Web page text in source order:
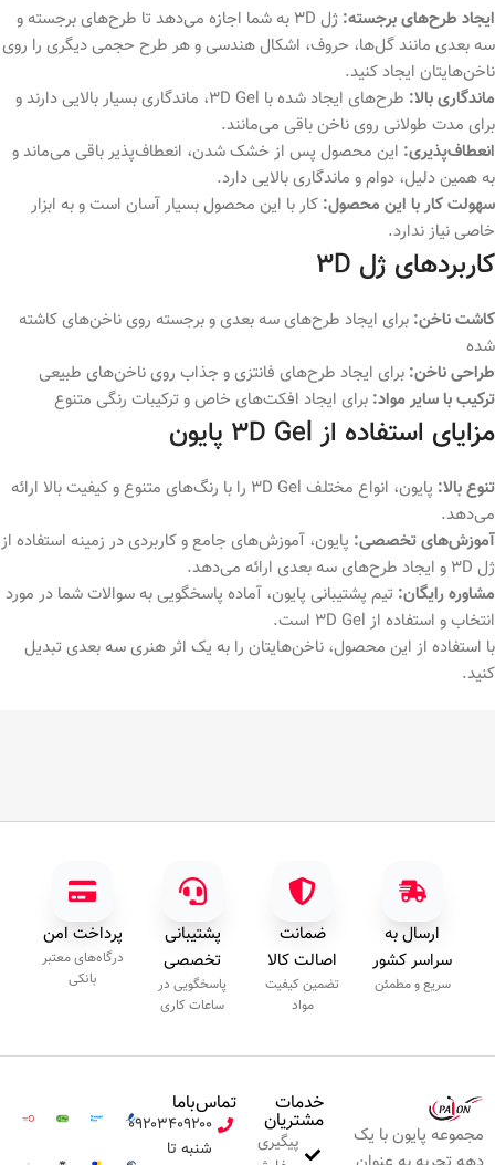
ایجاد طرح‌های برجسته:
ژل 3D به شما اجازه می‌دهد تا طرح‌های برجسته و
سه بعدی مانند گل‌ها، حروف، اشکال هندسی و هر طرح حجمی دیگری را روی
ناخن‌هایتان ایجاد کنید.
ماندگاری بالا:
طرح‌های ایجاد شده با 3D Gel، ماندگاری بسیار بالایی دارند و
برای مدت طولانی روی ناخن باقی می‌مانند.
انعطاف‌پذیری: این محصول پس از خشک شدن، انعطاف‌پذیر باقی می‌ماند و
به همین دلیل، دوام و ماندگاری بالایی دارد.
سهولت کار با این محصول: کار با این محصول بسیار آسان است و به ابزار
خاصی نیاز ندارد.
کاربردهای ژل 3D
کاشت ناخن: برای ایجاد طرح‌های سه بعدی و برجسته روی ناخن‌های کاشته
شده
طراحی ناخن: برای ایجاد طرح‌های فانتزی و جذاب روی ناخن‌های طبیعی
ترکیب با سایر مواد: برای ایجاد افکت‌های خاص و ترکیبات رنگی متنوع
مزایای استفاده از 3D Gel پایون
تنوع بالا:
پایون، انواع مختلف 3D Gel را با رنگ‌های متنوع و کیفیت بالا ارائه
می‌دهد.
آموزش‌های تخصصی: پایون، آموزش‌های جامع و کاربردی در زمینه استفاده از
ژل 3D و ایجاد طرح‌های سه بعدی ارائه می‌دهد.
مشاوره رایگان: تیم پشتیبانی پایون، آماده پاسخگویی به سوالات شما در مورد
انتخاب و استفاده از 3D Gel است.
با استفاده از این محصول، ناخن‌هایتان را به یک اثر هنری سه بعدی تبدیل
کنید.
ارسال به
سراسر کشور
سریع و مطمئن
ضمانت
اصالت کالا
تضمین کیفیت
مواد
پشتیبانی
تخصصی
پاسخگویی در
ساعات کاری
پرداخت امن
درگاه‌های معتبر
بانکی
مجموعه پایون با یک
دهه تجربه به عنوان
خدمات
مشتریان
پیگیری
تماس‌با‌ما
۰۹۲۰۳۴۰۹۲۰۰
شنبه تا